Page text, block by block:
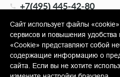
+7(495) 445-42-80
info@shopkm.ru
© Copyright 2013-2026 KERAMA
Керамика»
Сайт использует файлы
сервисов и повышения удобства
«Cookie» представляют собой
содержащие информацию о
сайта. Если вы не хотите